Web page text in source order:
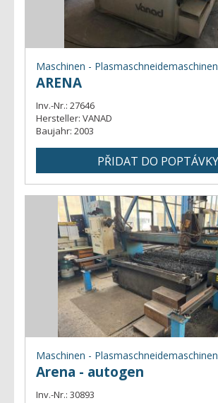
Maschinen - Plasmaschneidemaschinen
ARENA
Inv.-Nr.: 27646
Hersteller: VANAD
Baujahr: 2003
Maschinen - Plasmaschneidemaschinen
Arena - autogen
Inv.-Nr.: 30893